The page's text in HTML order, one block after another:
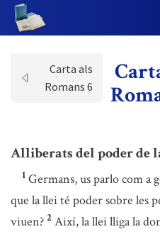
Carta als
Romans 6
Alliberats del poder de
1 Germans, us parlo com a
que la llei té poder sobre les
viuen? 2 Així, la llei lliga la